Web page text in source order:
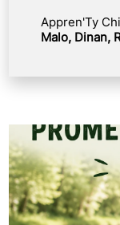
Appren'Ty
Malo, Dinan,